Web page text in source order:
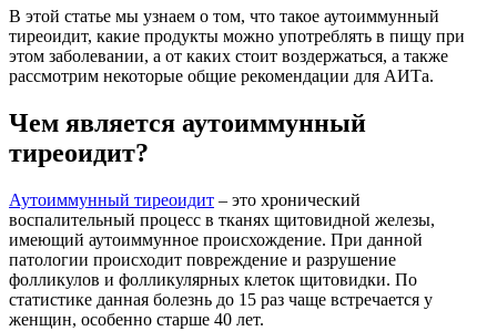
В этой статье мы узнаем о том, что такое аутоиммунный
тиреоидит, какие продукты можно употреблять в пищу при
этом заболевании, а от каких стоит воздержаться, а также
рассмотрим некоторые общие рекомендации для АИТа.
Чем является аутоиммунный
тиреоидит?
Аутоиммунный тиреоидит – это хронический
воспалительный процесс в тканях щитовидной железы,
имеющий аутоиммунное происхождение. При данной
патологии происходит повреждение и разрушение
фолликулов и фолликулярных клеток щитовидки. По
статистике данная болезнь до 15 раз чаще встречается у
женщин, особенно старше 40 лет.